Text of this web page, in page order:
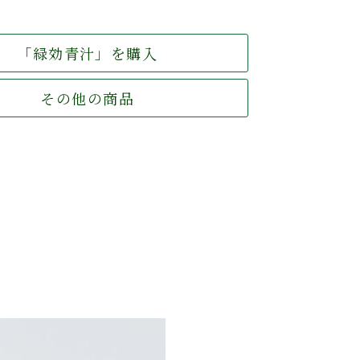
「緑効青汁」を購入
その他の商品